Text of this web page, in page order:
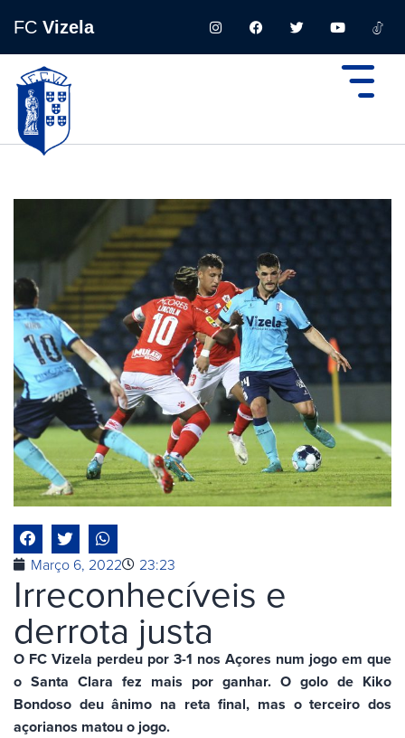
FC Vizela
Março 6, 2022 23:23
Irreconhecíveis e
derrota justa
O FC Vizela perdeu por 3-1 nos Açores num jogo em que
o Santa Clara fez mais por ganhar. O golo de Kiko
Bondoso deu ânimo na reta final, mas o terceiro dos
açorianos matou o jogo.